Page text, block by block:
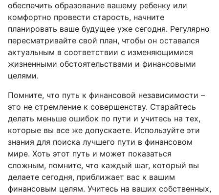
обеспечить образование вашему ребенку или
комфортно провести старость, начните
планировать ваше будущее уже сегодня. Регулярно
пересматривайте свой план, чтобы он оставался
актуальным в соответствии с изменяющимися
жизненными обстоятельствами и финансовыми
целями.
Помните, что путь к финансовой независимости –
это не стремление к совершенству. Старайтесь
делать меньше ошибок по пути и учитесь на тех,
которые вы все же допускаете. Используйте эти
знания для поиска лучшего пути в финансовом
мире. Хоть этот путь и может показаться
сложным, помните, что каждый шаг, который вы
делаете сегодня, приближает вас к вашим
финансовым целям. Учитесь на ваших собственных,